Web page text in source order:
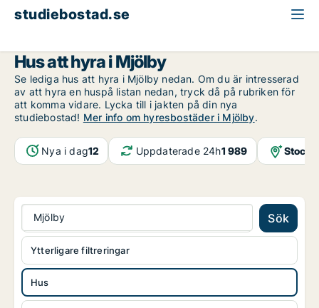
studiebostad.se
Hus att hyra i Mjölby
Se lediga hus att hyra i Mjölby nedan. Om du är intresserad
av att hyra en huspå listan nedan, tryck då på rubriken för
att komma vidare. Lycka till i jakten på din nya
studiebostad! Mer info om hyresbostäder i Mjölby.
Nya i dag12 Uppdaterade 24h1 989
Mjölby Sök
Hus
Ytterligare filtreringar